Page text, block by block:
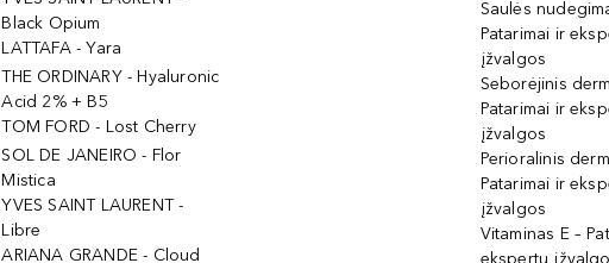
Black Opium
LATTAFA - Yara
THE ORDINARY - Hyaluronic
Acid 2% + B5
TOM FORD - Lost Cherry
SOL DE JANEIRO - Flor
Mistica
YVES SAINT LAURENT -
Libre
ARIANA GRANDE - Cloud
Saulės
Patarimai ir
įžvalgos
Seborėjinis
Patarimai ir
įžvalgos
Perioralinis
Patarimai ir
įžvalgos
Vitaminas E –
ekspertų